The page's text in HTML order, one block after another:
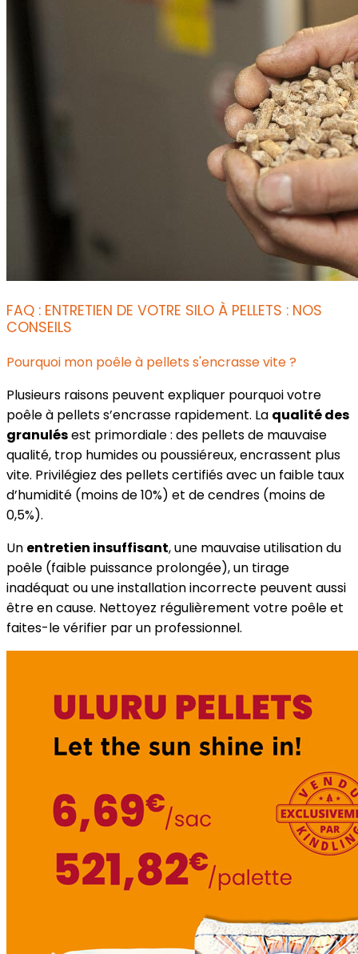
FAQ : ENTRETIEN DE VOTRE SILO À PELLETS : NOS
CONSEILS
Pourquoi mon poêle à pellets s'encrasse vite ?
Plusieurs raisons peuvent expliquer pourquoi votre
poêle à pellets s’encrasse rapidement. La qualité des
granulésest primordiale : des pellets de mauvaise
qualité, trop humides ou poussiéreux, encrassent plus
vite. Privilégiez des pellets certifiés avec un faible taux
d’humidité (moins de 10%) et de cendres (moins de
0,5%).
Un entretien insuffisant, une mauvaise utilisation du
poêle (faible puissance prolongée), un tirage
inadéquat ou une installation incorrecte peuvent aussi
être en cause. Nettoyez régulièrement votre poêle et
faites-le vérifier par un professionnel.